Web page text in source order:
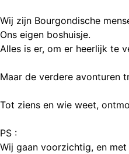
Wij zijn Bourgondische
Ons eigen boshuisje.
Alles is er, om er heerlijk te
Maar de verdere avonturen
Tot ziens en wie weet,
PS :
Wij gaan voorzichtig, en